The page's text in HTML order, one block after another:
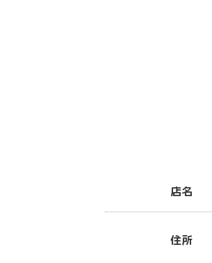
店名
住所